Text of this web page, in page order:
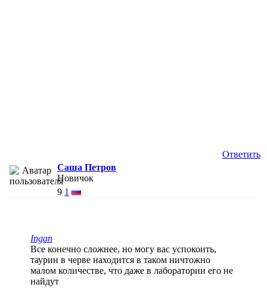
Ответить
Саша Петров
Новичок
9 1
Ingan
Все конечно сложнее, но могу вас успокоить,
таурин в черве находится в таком ничтожно
малом количестве, что даже в лаборатории его не
найдут